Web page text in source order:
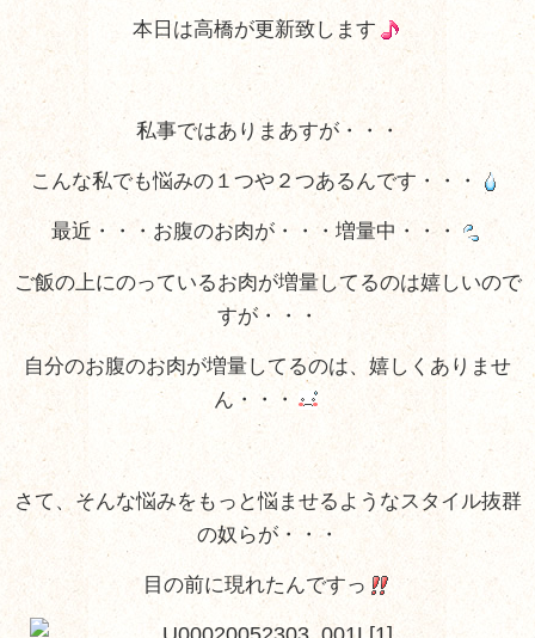
本日は高橋が更新致します
私事ではありまあすが・・・
こんな私でも悩みの１つや２つあるんです・・・
最近・・・お腹のお肉が・・・増量中・・・
ご飯の上にのっているお肉が増量してるのは嬉しいので
すが・・・
自分のお腹のお肉が増量してるのは、嬉しくありませ
ん・・・
さて、そんな悩みをもっと悩ませるようなスタイル抜群
の奴らが・・・
目の前に現れたんですっ